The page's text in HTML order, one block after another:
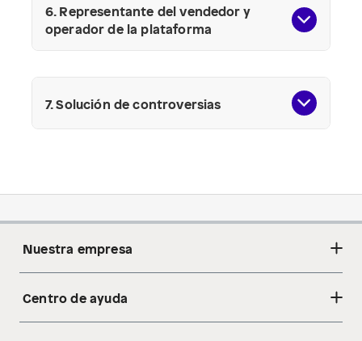
6. Representante del vendedor y
operador de la plataforma
7. Solución de controversias
Nuestra empresa
Acerca de nosotros
Centro de ayuda